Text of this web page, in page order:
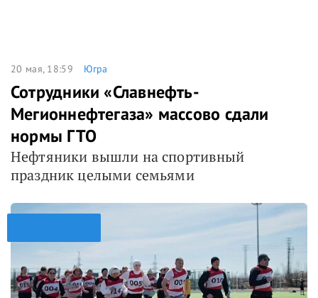
20 мая, 18:59 Югра
Сотрудники «Славнефть-
Мегионнефтегаза» массово сдали
нормы ГТО
Нефтяники вышли на спортивный
праздник целыми семьями